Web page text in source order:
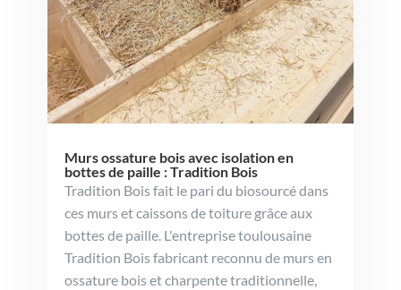
Murs ossature bois avec isolation en
bottes de paille : Tradition Bois
Tradition Bois fait le pari du biosourcé dans
ces murs et caissons de toiture grâce aux
bottes de paille. L'entreprise toulousaine
Tradition Bois fabricant reconnu de murs en
ossature bois et charpente traditionnelle,